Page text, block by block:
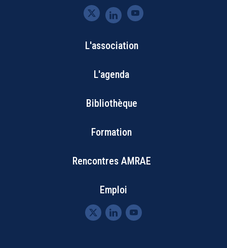
Bottom
Footer
Menu
L'association
L'agenda
Bibliothèque
Formation
Rencontres AMRAE
Emploi